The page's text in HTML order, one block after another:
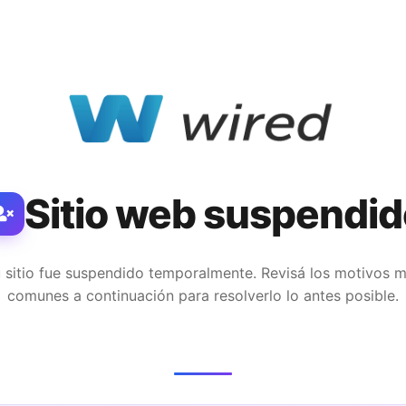
Sitio web
sitio fue suspendido temporalmente. Revisá los motivos
comunes a continuación para resolverlo lo antes posible.